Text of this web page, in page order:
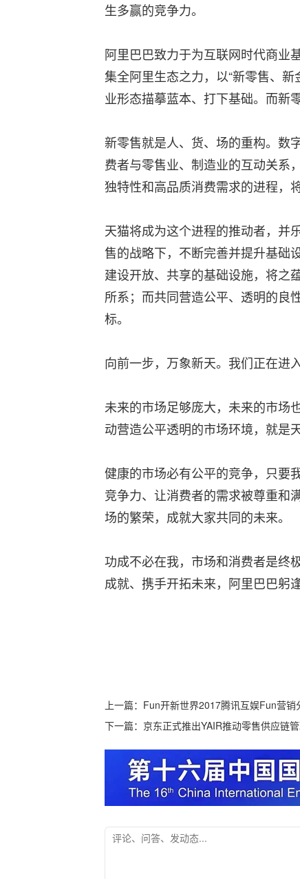
生多赢的竞争力。
阿里巴巴致力于为互联网时代商业
集全阿里生态之力，以“新零售、
业形态描摹蓝本、打下基础。而新
新零售就是人、货、场的重构。数
费者与零售业、制造业的互动关系
独特性和高品质消费需求的进程，
天猫将成为这个进程的推动者，并
售的战略下，不断完善并提升基础
建设开放、共享的基础设施，将之
所系；而共同营造公平、透明的良
标。
向前一步，万象新天。我们正在进
未来的市场足够庞大，未来的市场
动营造公平透明的市场环境，就是
健康的市场必有公平的竞争，只要
竞争力、让消费者的需求被尊重和
场的繁荣，成就大家共同的未来。
功成不必在我，市场和消费者是终
成就、携手开拓未来，阿里巴巴躬
上一篇： Fun开新世界2017腾讯互娱Fun营销
下一篇： 京东正式推出YAIR推动零售供应链